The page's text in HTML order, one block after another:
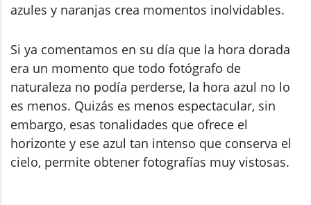
azules y naranjas crea momentos inolvidables.
Si ya comentamos en su día que la hora dorada
era un momento que todo fotógrafo de
naturaleza no podía perderse, la hora azul no lo
es menos. Quizás es menos espectacular, sin
embargo, esas tonalidades que ofrece el
horizonte y ese azul tan intenso que conserva el
cielo, permite obtener fotografías muy vistosas.